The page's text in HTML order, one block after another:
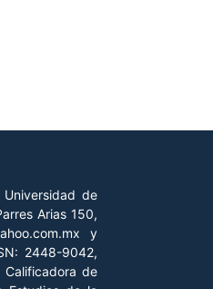
de
Arias 150,
y
2448-9042,
de